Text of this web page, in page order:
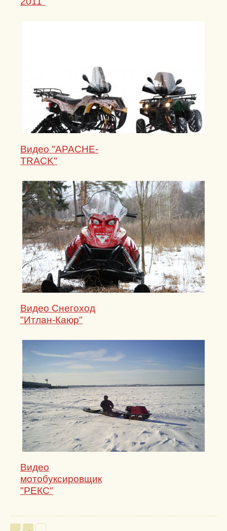
Видео "APACHE-
TRACK"
Видео Снегоход
"Итлан-Каюр"
Видео
мотобуксировщик
"РЕКС"